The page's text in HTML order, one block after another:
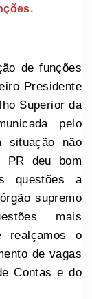
de funções
Presidente
Superior da
pelo
situação não
PR deu bom
questões a
supremo
mais
realçamos o
de vagas
Contas e do